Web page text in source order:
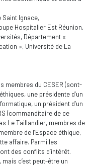
Saint Ignace,
Hospitalier Est Réunion,
Département «
», Université de La
membres du CESER (sont-
une présidente d’un
un président d’un
(commanditaire de ce
Le Taillandier, membres de
de l’Espace éthique,
affaire. Parmi les
des conflits d’intérêt.
c’est peut-être un